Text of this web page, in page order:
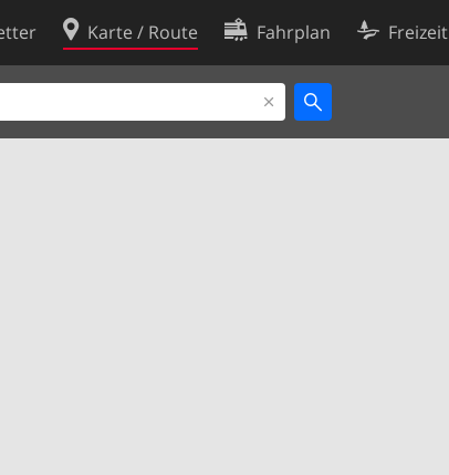
Karte / Route Fahrplan Freizeit
Cookie-Richtlinie
Cookie-Einstellungen